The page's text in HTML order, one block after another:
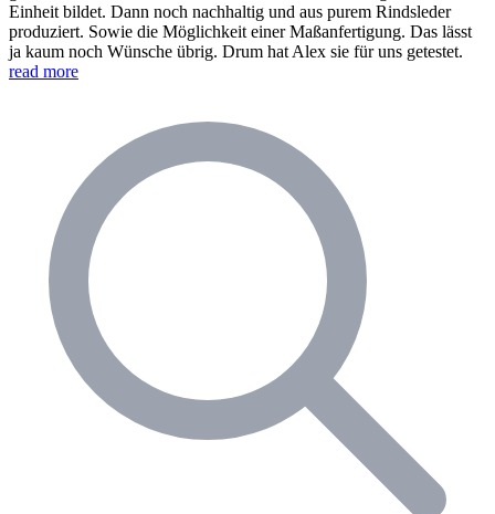
Einheit bildet. Dann noch nachhaltig und aus purem Rindsleder
produziert. Sowie die Möglichkeit einer Maßanfertigung. Das lässt
ja kaum noch Wünsche übrig. Drum hat Alex sie für uns getestet.
read more